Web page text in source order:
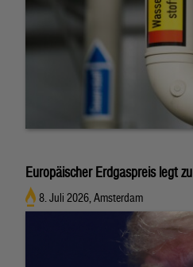
Europäischer Erdgaspreis legt zu
8. Juli 2026, Amsterdam